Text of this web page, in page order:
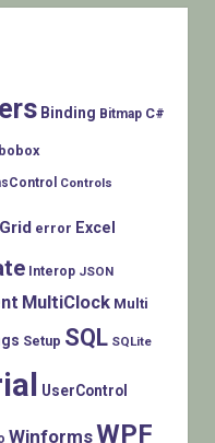
Binding Bitmap C#
Controls
error Excel
Interop JSON
MultiClock Multi
Setup SQL SQLite
UserControl
WinformsWPF